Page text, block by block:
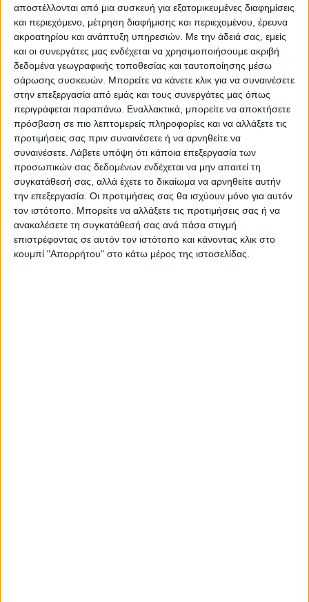
αποστέλλονται από μια συσκευή για εξατομικευμένες διαφημίσεις
και περιεχόμενο, μέτρηση διαφήμισης και περιεχομένου, έρευνα
ακροατηρίου και ανάπτυξη υπηρεσιών. Με την άδειά σας, εμείς
και οι συνεργάτες μας ενδέχεται να χρησιμοποιήσουμε ακριβή
δεδομένα γεωγραφικής τοποθεσίας και ταυτοποίησης μέσω
σάρωσης συσκευών. Μπορείτε να κάνετε κλικ για να συναινέσετε
στην επεξεργασία από εμάς και τους συνεργάτες μας όπως
περιγράφεται παραπάνω. Εναλλακτικά, μπορείτε να αποκτήσετε
πρόσβαση σε πιο λεπτομερείς πληροφορίες και να αλλάξετε τις
προτιμήσεις σας πριν συναινέσετε ή να αρνηθείτε να
συναινέσετε. Λάβετε υπόψη ότι κάποια επεξεργασία των
προσωπικών σας δεδομένων ενδέχεται να μην απαιτεί τη
συγκατάθεσή σας, αλλά έχετε το δικαίωμα να αρνηθείτε αυτήν
την επεξεργασία. Οι προτιμήσεις σας θα ισχύουν μόνο για αυτόν
τον ιστότοπο. Μπορείτε να αλλάξετε τις προτιμήσεις σας ή να
ανακαλέσετε τη συγκατάθεσή σας ανά πάσα στιγμή
επιστρέφοντας σε αυτόν τον ιστότοπο και κάνοντας κλικ στο
κουμπί "Απορρήτου" στο κάτω μέρος της ιστοσελίδας.
VIDEO ΤΗΣ ΘΕΣΣΑΛΙΑΣ
Ρήξη στις λαϊκές αγορές